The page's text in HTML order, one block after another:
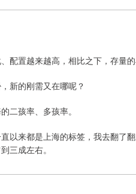
配置越来越高，相比之下，存量
新的刚需又在哪呢？
二孩率、多孩率。
以来都是上海的标签，我去翻了
三成左右。